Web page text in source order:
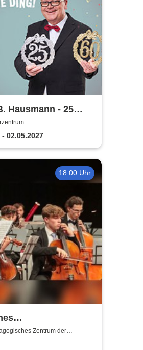
Hausmann - 25
is e Ding!
- 02.05.2027
18:00 Uhr
Klangkraft:
Zentrum der
Kierspe